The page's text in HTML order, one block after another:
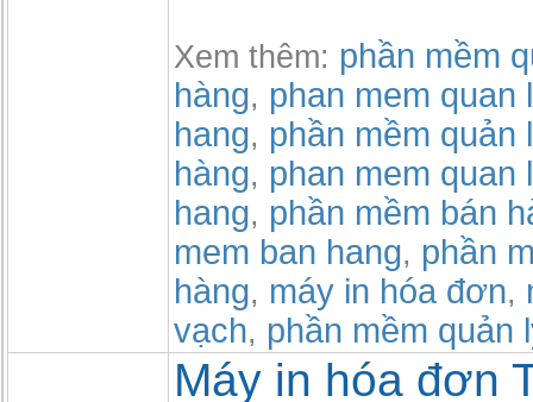
Xem thêm: phần mềm
hàng, phan mem quan
hang, phần mềm quản
hàng, phan mem quan
hang, phần mềm bán
mem ban hang, phần
hàng, máy in hóa đơn,
vạch, phần mềm quản
Máy in hóa đơn